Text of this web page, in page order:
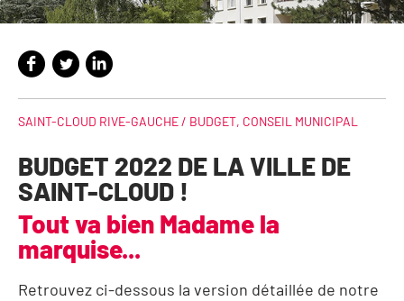
SAINT-CLOUD RIVE-GAUCHE / BUDGET, CONSEIL MUNICIPAL
BUDGET 2022 DE LA VILLE DE
SAINT-CLOUD !
Tout va bien Madame la
marquise...
Retrouvez ci-dessous la version détaillée de notre